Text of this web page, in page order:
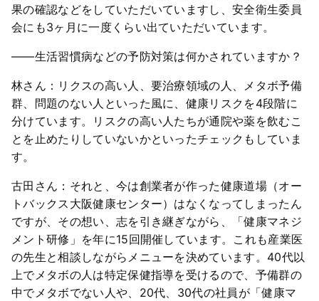
果の確認などをしていただいていますし、安全衛生委員
会にも3ヶ月に一度くらい出ていただいています。
――生活習慣病などの予防対策は何かされていますか？
林さん：リクスの高い人、要治療領域の人、メタボ予備
群、問題のない人といった風に、健康リスクを4段階に
分けています。リスクの高い人たちが通院や薬を飲むこ
とを止めたりしていないかといったチェックもしていま
す。
古田さん：それと、今は創業者が作った健康道場（オー
トバックス大阪健康センター）はなくなってしまったん
ですが、その想い、志を引き継ぎながら、「健康マネジ
メント研修」を年に15回開催しています。これも産業医
の先生と相談しながらメニューを決めています。40代以
上でメタボの人は特定保健指導を受けるので、予備群の
中でメタボでない人や、20代、30代の社員が「健康マ